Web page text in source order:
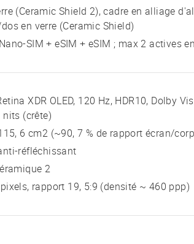
(Ceramic Shield 2), cadre en alliage
en verre (Ceramic Shield)
SIM + eSIM + eSIM ; max 2 actives
XDR OLED, 120 Hz, HDR10, Dolby
nits (crête)
6 cm2 (~90, 7 % de rapport écran/
réfléchissant
2
rapport 19, 5:9 (densité ~ 460 ppp)